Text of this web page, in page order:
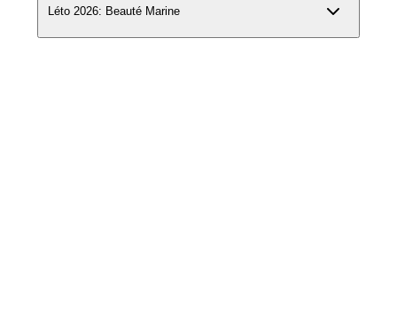
Léto 2026: Beauté Marine